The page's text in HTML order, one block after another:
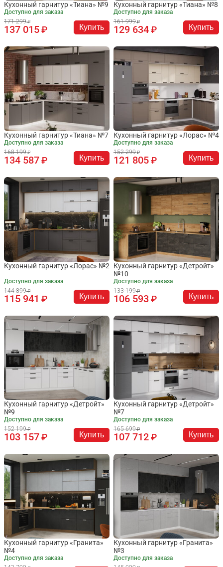
Кухонный гарнитур «Тиана» №9
Доступно для заказа
171 299
137 015 Купить
Кухонный гарнитур «Тиана» №8
Доступно для заказа
161 999
129 634 Купить
Кухонный гарнитур «Тиана» №7
Доступно для заказа
168 199
134 587 Купить
Кухонный гарнитур «Лорас» №4
Доступно для заказа
152 299
121 805 Купить
Кухонный гарнитур «Лорас» №2
Доступно для заказа
144 899
115 941 Купить
Кухонный гарнитур «Детройт»
№10
Доступно для заказа
133 199
106 593 Купить
Кухонный гарнитур «Детройт»
№9
Доступно для заказа
152 199
103 157 Купить
Кухонный гарнитур «Детройт»
№7
Доступно для заказа
165 699
107 712 Купить
Кухонный гарнитур «Гранита»
№4
Доступно для заказа
Кухонный гарнитур «Гранита»
№3
Доступно для заказа